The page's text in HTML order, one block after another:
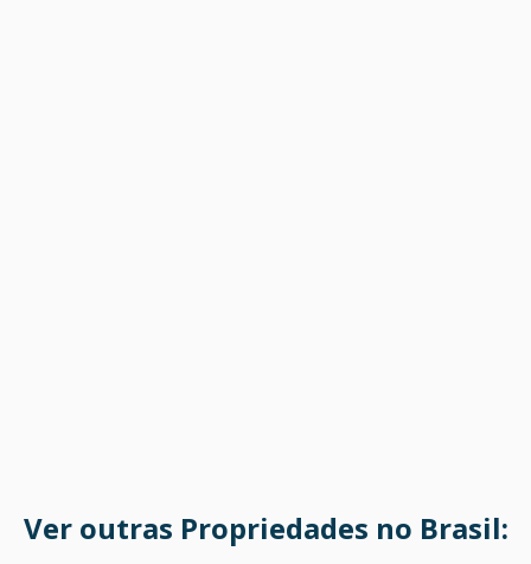
Ver outras Propriedades no Brasil: